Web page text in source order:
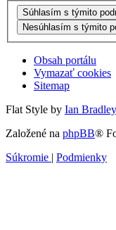
Obsah portálu
Vymazať cookies
Sitemap
Flat Style by Ian Bradley
Založené na phpBB®
Súkromie | Podmienky